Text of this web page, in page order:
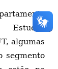
algumas
segmento